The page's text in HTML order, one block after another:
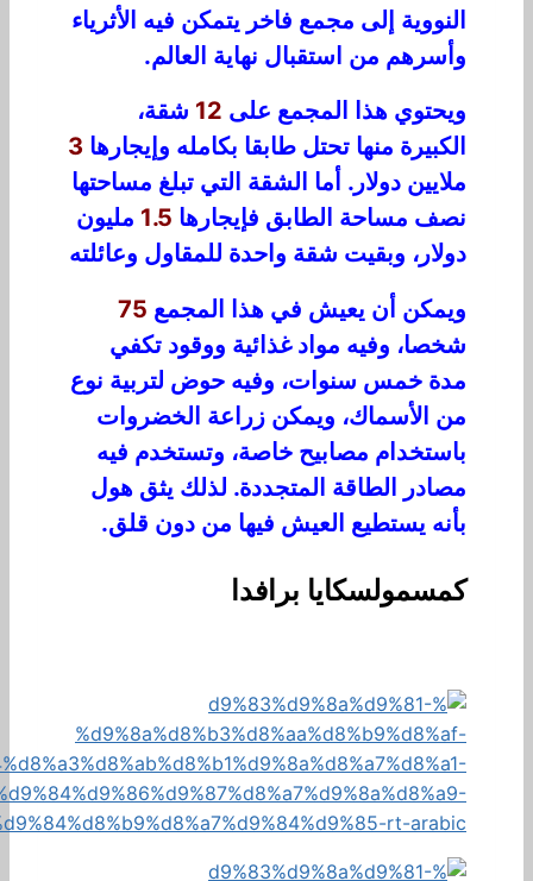
النووية إلى مجمع فاخر يتمكن فيه الأثرياء
وأسرهم من استقبال نهاية العالم.
ويحتوي هذا المجمع على 12 شقة،
الكبيرة منها تحتل طابقا بكامله وإيجارها 3
ملايين دولار. أما الشقة التي تبلغ مساحتها
نصف مساحة الطابق فإيجارها 1.5 مليون
دولار، وبقيت شقة واحدة للمقاول وعائلته
ويمكن أن يعيش في هذا المجمع 75
شخصا، وفيه مواد غذائية ووقود تكفي
مدة خمس سنوات، وفيه حوض لتربية نوع
من الأسماك، ويمكن زراعة الخضروات
باستخدام مصابيح خاصة، وتستخدم فيه
مصادر الطاقة المتجددة. لذلك يثق هول
بأنه يستطيع العيش فيها من دون قلق.
كمسمولسكايا برافدا